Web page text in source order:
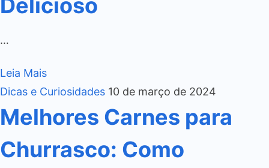
Delicioso
…
Leia Mais
Dicas e Curiosidades 10 de março de 2024
Melhores Carnes para
Churrasco: Como